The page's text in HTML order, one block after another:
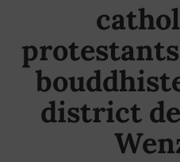
district